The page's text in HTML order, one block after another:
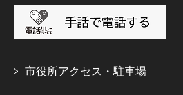
市役所アクセス・駐車場